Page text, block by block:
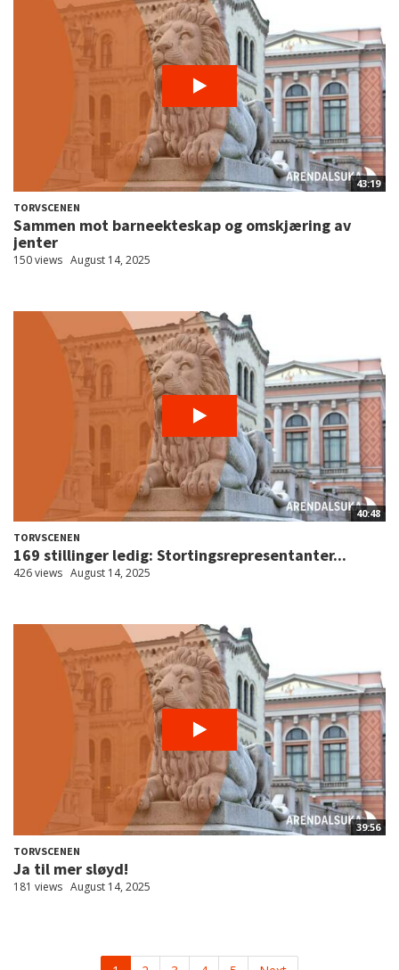
43:19
TORVSCENEN
Sammen mot barneekteskap og omskjæring av
jenter
150 views August 14, 2025
40:48
TORVSCENEN
169 stillinger ledig: Stortingsrepresentanter...
426 views August 14, 2025
39:56
TORVSCENEN
Ja til mer sløyd!
181 views August 14, 2025